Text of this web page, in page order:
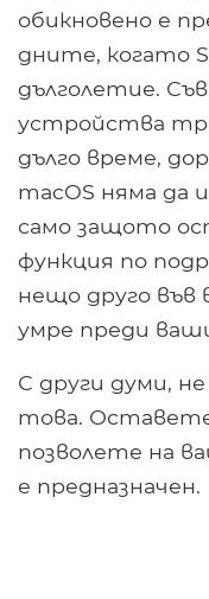
обикновено е
дните, когато
дълголетие.
устройства
дълго време,
macOS няма да
само защото
функция по
нещо друго
умре преди
С други думи,
това.
позволете на
е предназначен.